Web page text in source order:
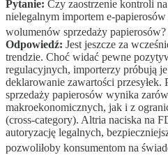
Pytanie: Czy zaostrzenie kontroli
nielegalnym importem e-papierosów
wolumenów sprzedaży papierosów?
Odpowiedź: Jest jeszcze za
trendzie. Choć widać pewne
regulacyjnych, importerzy próbują
deklarowanie zawartości przesyłek.
sprzedaży papierosów wynika
makroekonomicznych, jak i z
(cross-category). Altria naciska na
autoryzację legalnych,
pozwoliłoby konsumentom na